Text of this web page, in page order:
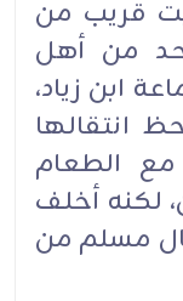
قريب من
من أهل
ابن زياد،
انتقالها
مع الطعام
لكنه أخلف
مسلم من